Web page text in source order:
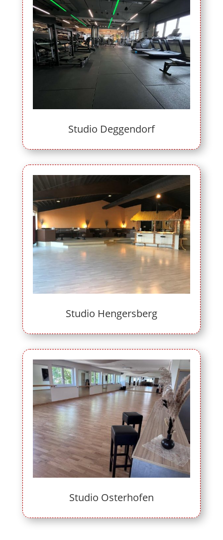
Studio Deggendorf
Studio Hengersberg
Studio Osterhofen